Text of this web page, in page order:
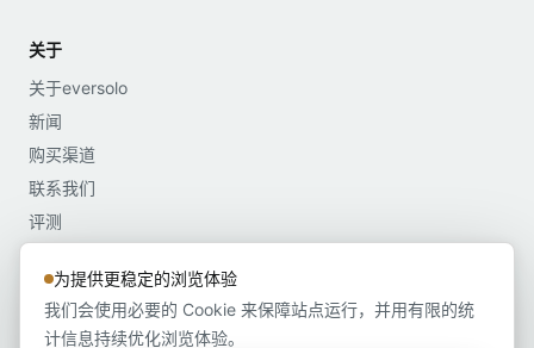
关于
关于eversolo
新闻
购买渠道
联系我们
评测
Copyright©2022-2026 深圳市艾索洛声学科技有限公司 版权所有 粤ICP备
为提供更稳定的浏览体验
我们会使用必要的 Cookie 来保障站点运行，并用有限的统
计信息持续优化浏览体验。